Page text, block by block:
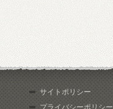
サイトポリシー
プライバシーポリシー